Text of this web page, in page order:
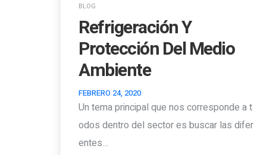
BLOG
Refrigeración Y
Protección Del Medio
Ambiente
FEBRERO 24, 2020
Un tema principal que nos corresponde a t
odos dentro del sector es buscar las difer
entes…